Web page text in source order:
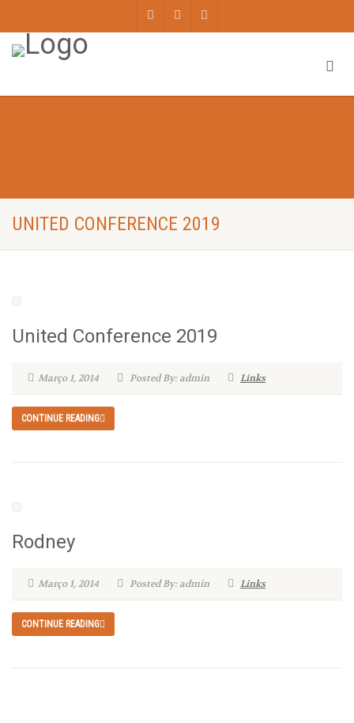
UNITED CONFERENCE 2019
United Conference 2019
Março 1, 2014 Posted By: admin Links
CONTINUE READING
Rodney
Março 1, 2014 Posted By: admin Links
CONTINUE READING